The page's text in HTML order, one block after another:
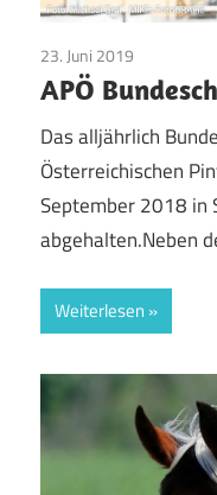
23. Juni 2019
APÖ
Das alljährlich
Österreichischen
September 2018 in
abgehalten.Neben
Weiterlesen